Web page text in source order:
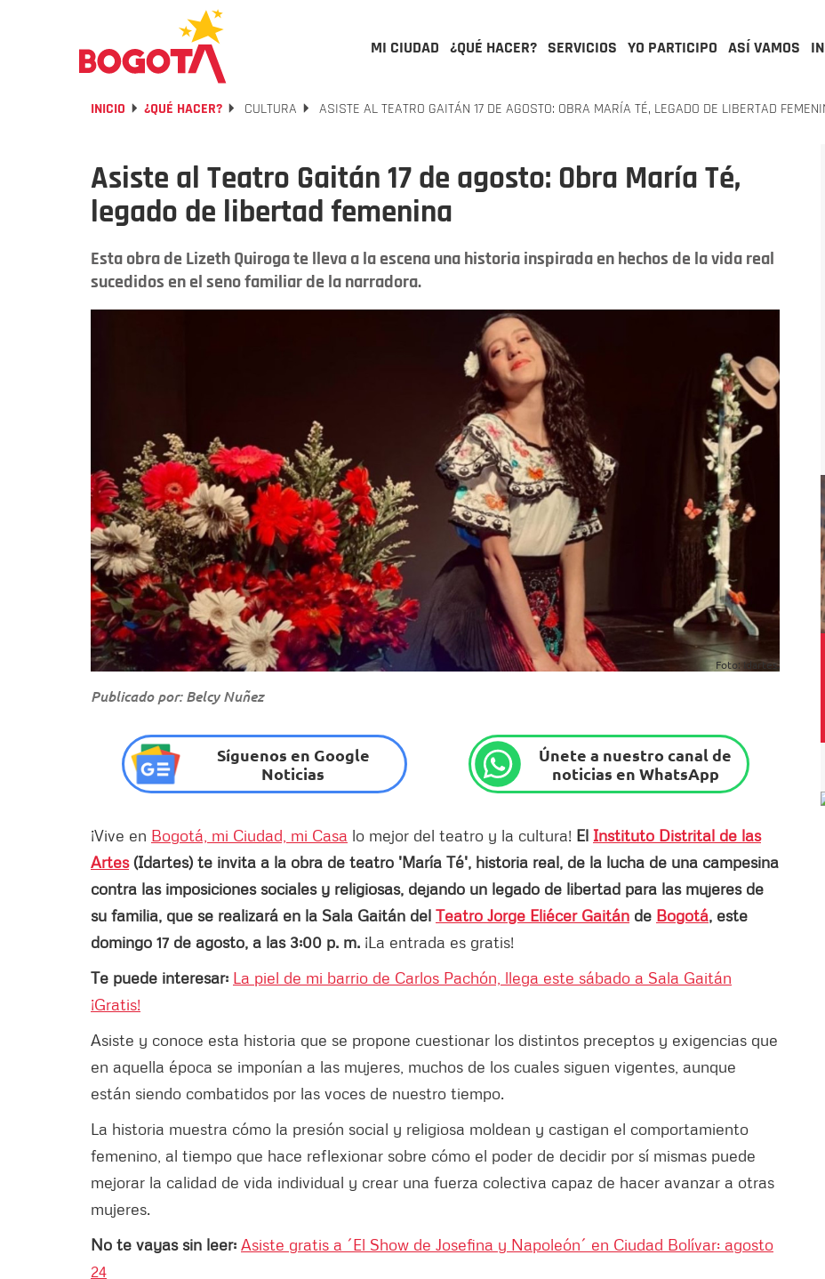
MI CIUDAD ¿QUÉ HACER? SERVICIOS YO PARTICIPO ASÍ VAMOS
INICIO ¿QUÉ HACER? CULTURA ASISTE AL TEATRO GAITÁN 17 DE AGOSTO: OBRA MARÍA TÉ, LEGADO DE LIBERTAD
Asiste al Teatro Gaitán 17 de agosto: Obra María Té,
legado de libertad femenina
Esta obra de Lizeth Quiroga te lleva a la escena una historia inspirada en hechos de la vida real
sucedidos en el seno familiar de la narradora.
Foto: Idartes.
Publicado por: Belcy Nuñez
Síguenos en Google
Noticias
Únete a nuestro canal de
noticias en WhatsApp
¡Vive en Bogotá, mi Ciudad, mi Casa lo mejor del teatro y la cultura! El Instituto Distrital de las
Artes(Idartes) te invita a la obra de teatro 'María Té', historia real, de la lucha de una campesina
contra las imposiciones sociales y religiosas, dejando un legado de libertad para las mujeres de
su familia, que se realizará en la Sala Gaitán del Teatro Jorge Eliécer Gaitán de Bogotá, este
domingo 17 de agosto, a las 3:00 p. m. ¡La entrada es gratis!
Te puede interesar: La piel de mi barrio de Carlos Pachón, llega este sábado a Sala Gaitán
¡Gratis!
Asiste y conoce esta historia que se propone cuestionar los distintos preceptos y exigencias que
en aquella época se imponían a las mujeres, muchos de los cuales siguen vigentes, aunque
están siendo combatidos por las voces de nuestro tiempo.
La historia muestra cómo la presión social y religiosa moldean y castigan el comportamiento
femenino, al tiempo que hace reflexionar sobre cómo el poder de decidir por sí mismas puede
mejorar la calidad de vida individual y crear una fuerza colectiva capaz de hacer avanzar a otras
mujeres.
No te vayas sin leer: Asiste gratis a ´El Show de Josefina y Napoleón´ en Ciudad Bolívar: agosto
24